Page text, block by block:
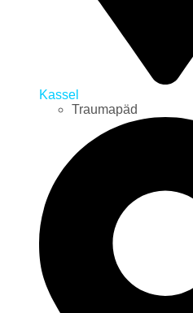
Kassel
Traumapäd